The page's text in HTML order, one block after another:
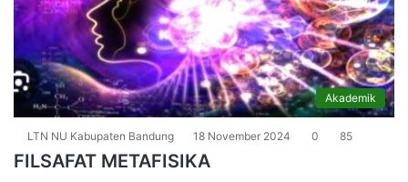
Akademik
LTN NU Kabupaten Bandung 18 November 2024 0 85
FILSAFAT METAFISIKA